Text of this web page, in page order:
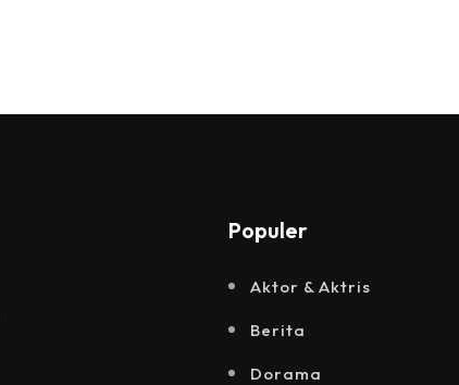
Populer
Aktor & Aktris
Berita
Dorama